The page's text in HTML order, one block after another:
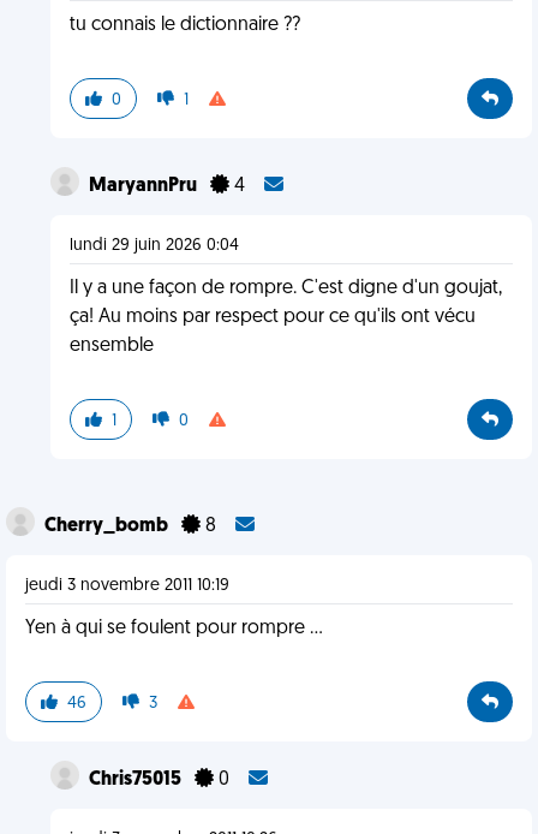
tu connais le dictionnaire ??
0 1
MaryannPru 4
lundi 29 juin 2026 0:04
Il y a une façon de rompre. C'est digne d'un goujat,
ça! Au moins par respect pour ce qu'ils ont vécu
ensemble
1 0
Cherry_bomb 8
jeudi 3 novembre 2011 10:19
Yen à qui se foulent pour rompre ...
46 3
Chris75015 0